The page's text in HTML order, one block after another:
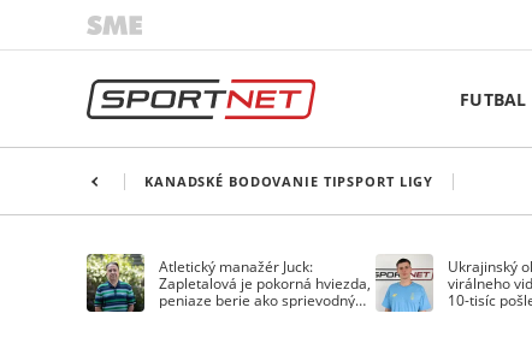
FUTBAL
KANADSKÉ BODOVANIE TIPSPORT LIGY
Atletický manažér Juck:
Zapletalová je pokorná hviezda,
peniaze berie ako sprievodný
Ukrajinský
virálneho
10-tisíc